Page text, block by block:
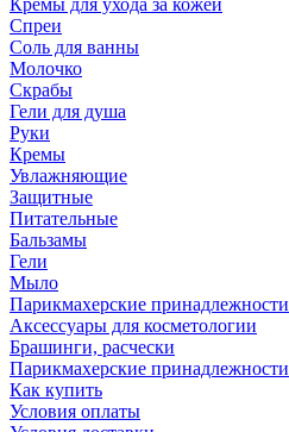
Кремы для ухода за кожей
Спреи
Соль для ванны
Молочко
Скрабы
Гели для душа
Руки
Кремы
Увлажняющие
Защитные
Питательные
Бальзамы
Гели
Мыло
Парикмахерские принадлежности
Аксессуары для косметологии
Брашинги, расчески
Парикмахерские принадлежности
Как купить
Условия оплаты